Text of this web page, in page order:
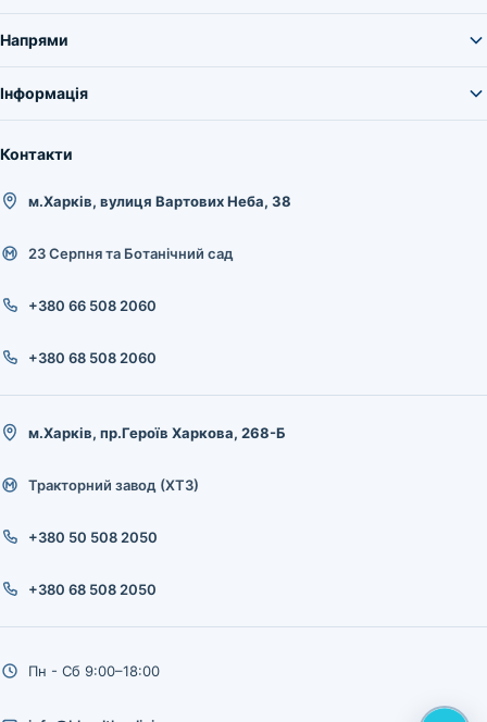
Напрями
Інформація
Контакти
м.Харків, вулиця Вартових Неба, 38
23 Серпня та Ботанічний сад
+380 66 508 2060
+380 68 508 2060
м.Харків, пр.Героїв Харкова, 268-Б
Тракторний завод (ХТЗ)
+380 50 508 2050
+380 68 508 2050
Пн - Сб 9:00–18:00